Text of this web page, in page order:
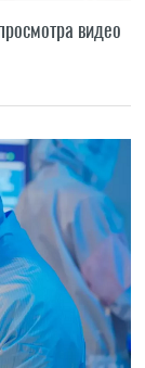
видео